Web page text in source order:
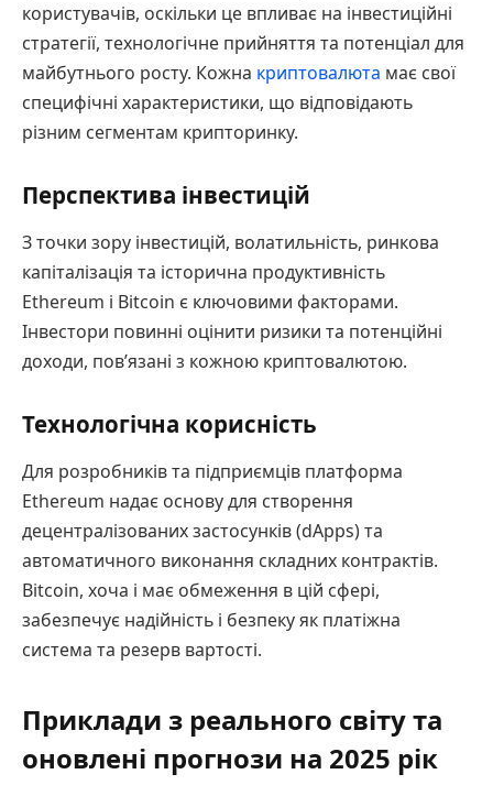
користувачів, оскільки це впливає на інвестиційні
стратегії, технологічне прийняття та потенціал для
майбутнього росту. Кожна криптовалюта має свої
специфічні характеристики, що відповідають
різним сегментам крипторинку.
Перспектива інвестицій
З точки зору інвестицій, волатильність, ринкова
капіталізація та історична продуктивність
Ethereum і Bitcoin є ключовими факторами.
Інвестори повинні оцінити ризики та потенційні
доходи, пов’язані з кожною криптовалютою.
Технологічна корисність
Для розробників та підприємців платформа
Ethereum надає основу для створення
децентралізованих застосунків (dApps) та
автоматичного виконання складних контрактів.
Bitcoin, хоча і має обмеження в цій сфері,
забезпечує надійність і безпеку як платіжна
система та резерв вартості.
Приклади з реального світу та
оновлені прогнози на 2025 рік